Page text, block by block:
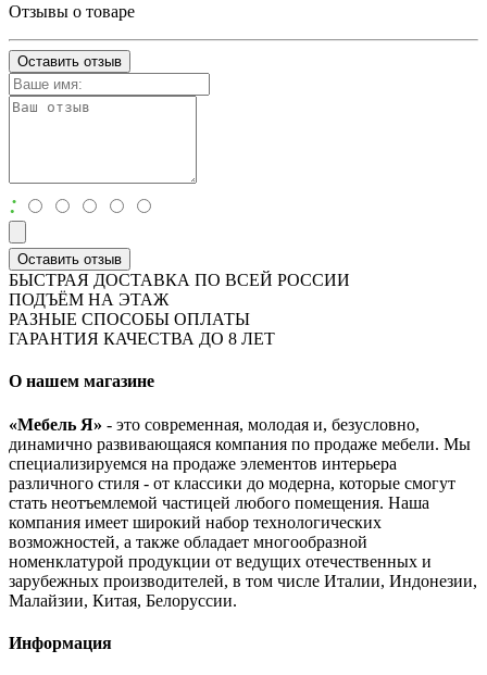
Отзывы о товаре
Оставить отзыв
:
Оставить отзыв
БЫСТРАЯ ДОСТАВКА ПО ВСЕЙ РОССИИ
ПОДЪЁМ НА ЭТАЖ
РАЗНЫЕ СПОСОБЫ ОПЛАТЫ
ГАРАНТИЯ КАЧЕСТВА ДО 8 ЛЕТ
О нашем магазине
«Мебель Я» - это современная, молодая и, безусловно,
динамично развивающаяся компания по продаже мебели. Мы
специализируемся на продаже элементов интерьера
различного стиля - от классики до модерна, которые смогут
стать неотъемлемой частицей любого помещения. Наша
компания имеет широкий набор технологических
возможностей, а также обладает многообразной
номенклатурой продукции от ведущих отечественных и
зарубежных производителей, в том числе Италии, Индонезии,
Малайзии, Китая, Белоруссии.
Информация